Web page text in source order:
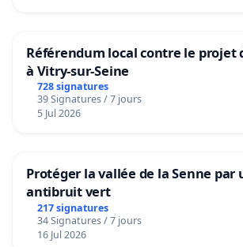
Référendum local contre le
à Vitry-sur-Seine
728 signatures
39 Signatures / 7 jours
5 Jul 2026
Protéger la vallée de la Senne par
antibruit vert
217 signatures
34 Signatures / 7 jours
16 Jul 2026